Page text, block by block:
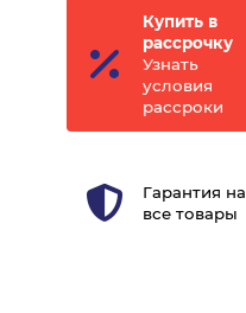
Купить в
рассрочку
Узнать
условия
рассроки
Гарантия на
все товары